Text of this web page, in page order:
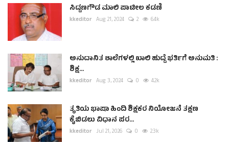
ಸಿದ್ದಣಗೌಡ ಮಾಲಿ ಪಾಟೀಲ ಕಡಣಿ
kkeditor Aug 21, 2024 2 6.4k
ಅನುದಾನಿತ ಶಾಲೆಗಳಲ್ಲಿ ಖಾಲಿ ಹುದ್ದೆ ಭರ್ತಿಗೆ ಅನುಮತಿ :
ಶಿಕ್ಷ...
kkeditor Aug 3, 2024 0 4.2k
ತೃತಿಯ ಭಾಷಾ ಹಿಂದಿ ಶಿಕ್ಷಕರ ನಿಯೋಜನೆ ತಕ್ಷಣ
ಕೈಬಿಡಲು ವಿಧಾನ ಪರ...
kkeditor Jul 21, 2026 0 2.3k